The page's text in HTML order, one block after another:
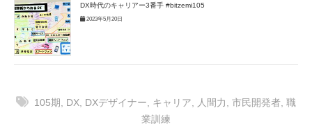
DX時代のキャリアー3番手 #bitzemi105
2023年5月20日
105期 , DX, DXデザイナー, キャリア, 人間力 , 市民開発者, 職
業訓練